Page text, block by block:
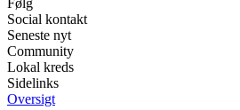
Følg
Social kontakt
Seneste nyt
Community
Lokal kreds
Sidelinks
Oversigt